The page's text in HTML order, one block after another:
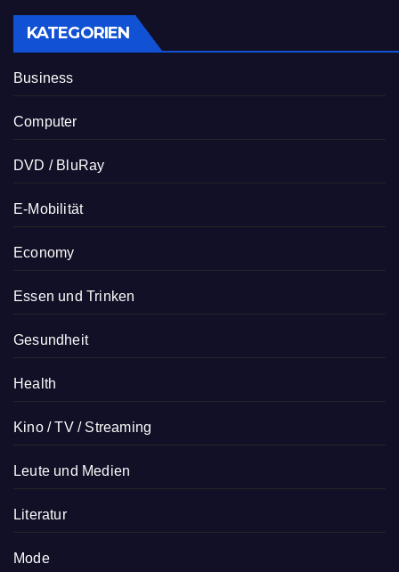
KATEGORIEN
Business
Computer
DVD / BluRay
E-Mobilität
Economy
Essen und Trinken
Gesundheit
Health
Kino / TV / Streaming
Leute und Medien
Literatur
Mode